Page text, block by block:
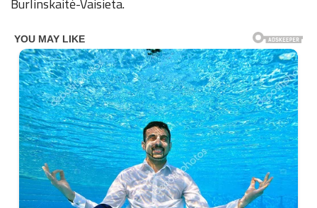
Burlinskaitė-Vaisieta.